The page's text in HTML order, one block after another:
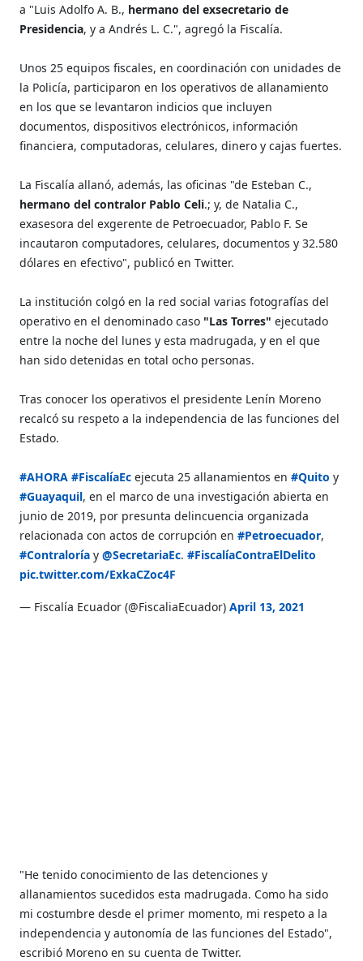
a "Luis Adolfo A. B., hermano del exsecretario de
Presidencia, y a Andrés L. C.", agregó la Fiscalía.
Unos 25 equipos fiscales, en coordinación con unidades de
la Policía, participaron en los operativos de allanamiento
en los que se levantaron indicios que incluyen
documentos, dispositivos electrónicos, información
financiera, computadoras, celulares, dinero y cajas fuertes.
La Fiscalía allanó, además, las oficinas "de Esteban C.,
hermano del contralor Pablo Celi.; y, de Natalia C.,
exasesora del exgerente de Petroecuador, Pablo F. Se
incautaron computadores, celulares, documentos y 32.580
dólares en efectivo", publicó en Twitter.
La institución colgó en la red social varias fotografías del
operativo en el denominado caso "Las Torres" ejecutado
entre la noche del lunes y esta madrugada, y en el que
han sido detenidas en total ocho personas.
Tras conocer los operativos el presidente Lenín Moreno
recalcó su respeto a la independencia de las funciones del
Estado.
#AHORA #FiscalíaEc ejecuta 25 allanamientos en#Quito y
#Guayaquil, en el marco de una investigación abierta en
junio de 2019, por presunta delincuencia organizada
relacionada con actos de corrupción en#Petroecuador,
#Contraloría y@SecretariaEc.#FiscalíaContraElDelito
pic.twitter.com/ExkaCZoc4F
— Fiscalía Ecuador (@FiscaliaEcuador)April 13, 2021
"He tenido conocimiento de las detenciones y
allanamientos sucedidos esta madrugada. Como ha sido
mi costumbre desde el primer momento, mi respeto a la
independencia y autonomía de las funciones del Estado",
escribió Moreno en su cuenta de Twitter.